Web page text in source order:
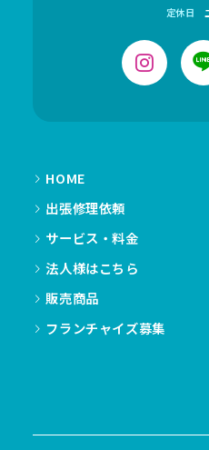
定休日
HOME
出張修理依頼
サービス・料金
法人様はこちら
販売商品
フランチャイズ募集